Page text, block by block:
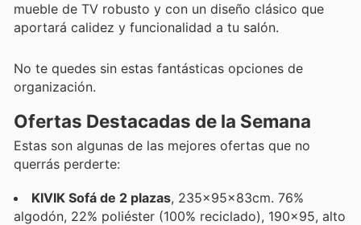
mueble de TV robusto y con un diseño clásico que
aportará calidez y funcionalidad a tu salón.
No te quedes sin estas fantásticas opciones de
organización.
Ofertas Destacadas de la Semana
Estas son algunas de las mejores ofertas que no
querrás perderte:
KIVIK Sofá de 2 plazas, 235x95x83cm. 76%
algodón, 22% poliéster (100% reciclado), 190x95, alto